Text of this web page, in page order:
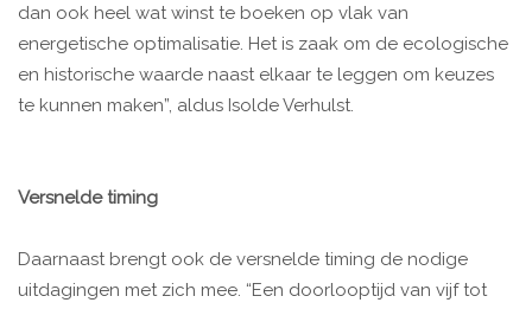
dan ook heel wat winst te boeken op vlak van
energetische optimalisatie. Het is zaak om de ecologische
en historische waarde naast elkaar te leggen om keuzes
te kunnen maken”, aldus Isolde Verhulst.
Versnelde timing
Daarnaast brengt ook de versnelde timing de nodige
uitdagingen met zich mee. “Een doorlooptijd van vijf tot